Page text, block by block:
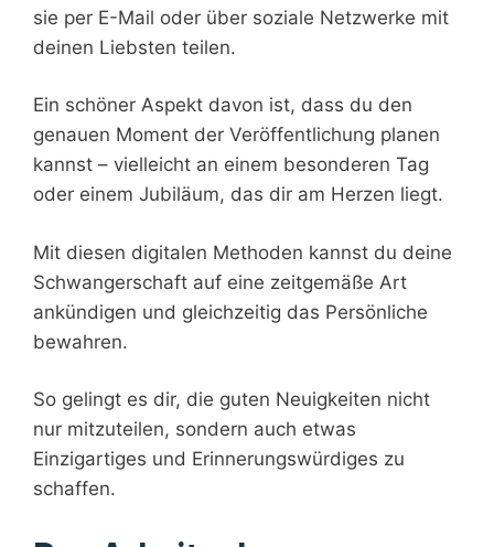
sie per E-Mail oder über soziale Netzwerke mit
deinen Liebsten teilen.
Ein schöner Aspekt davon ist, dass du den
genauen Moment der Veröffentlichung planen
kannst – vielleicht an einem besonderen Tag
oder einem Jubiläum, das dir am Herzen liegt.
Mit diesen digitalen Methoden kannst du deine
Schwangerschaft auf eine zeitgemäße Art
ankündigen und gleichzeitig das Persönliche
bewahren.
So gelingt es dir, die guten Neuigkeiten nicht
nur mitzuteilen, sondern auch etwas
Einzigartiges und Erinnerungswürdiges zu
schaffen.